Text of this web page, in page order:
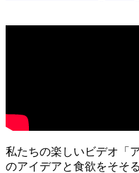
私たちの楽しいビデオ「
のアイデアと食欲をそそ